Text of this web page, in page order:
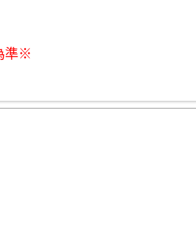
準※